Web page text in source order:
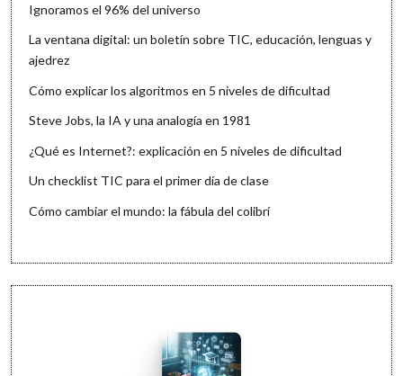
Ignoramos el 96% del universo
La ventana digital: un boletín sobre TIC, educación, lenguas y
ajedrez
Cómo explicar los algoritmos en 5 niveles de dificultad
Steve Jobs, la IA y una analogía en 1981
¿Qué es Internet?: explicación en 5 niveles de dificultad
Un checklist TIC para el primer día de clase
Cómo cambiar el mundo: la fábula del colibrí